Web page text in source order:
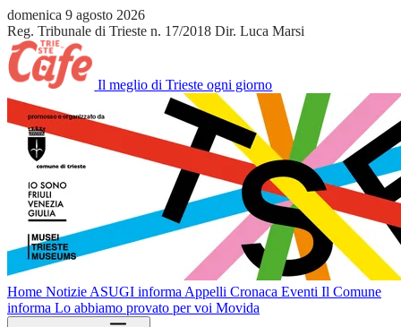
domenica 9 agosto 2026
Reg. Tribunale di Trieste n. 17/2018 Dir. Luca Marsi
Il meglio di Trieste ogni giorno
Home Notizie ASUGI informa Appelli Cronaca Eventi Il Comune
informa Lo abbiamo provato per voi Movida